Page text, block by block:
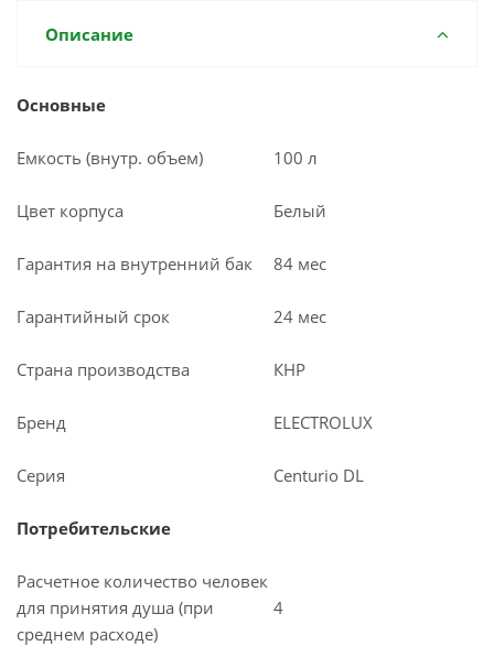
Описание
Основные
Емкость (внутр. объем) 100 л
Цвет корпуса Белый
Гарантия на внутренний бак 84 мес
Гарантийный срок 24 мес
Страна производства КНР
Бренд ELECTROLUX
Серия Centurio DL
Потребительские
Расчетное количество человек
для принятия душа (при
среднем расходе)
4